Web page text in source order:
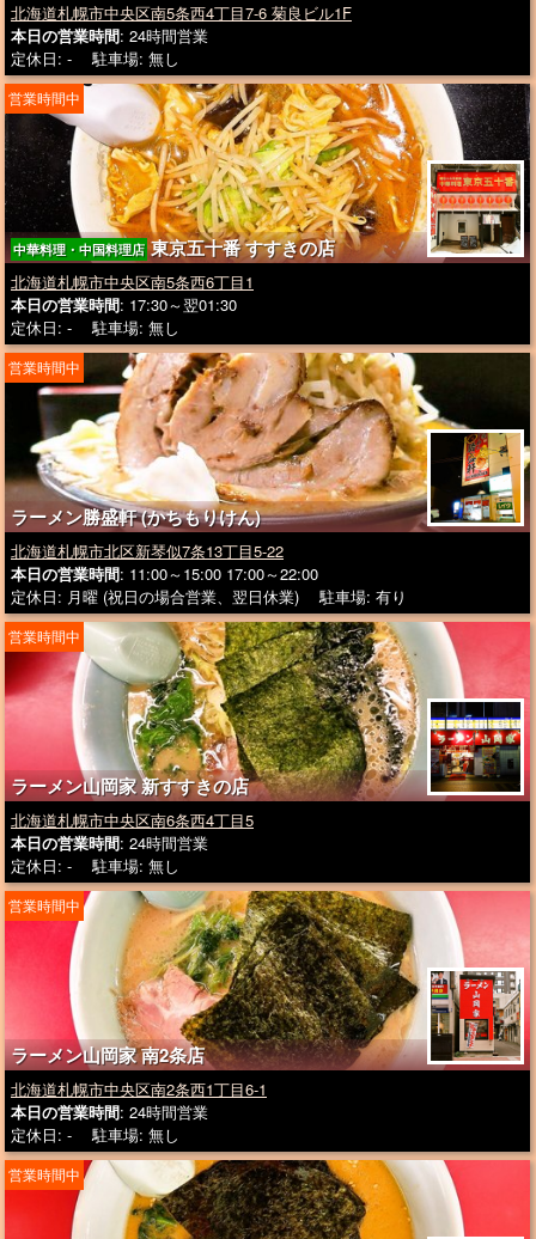
北海道札幌市中央区南5条西4丁目7-6 菊良ビル1F
本日の営業時間: 24時間営業
定休日: - 駐車場: 無し
中華料理・中国料理店 東京五十番 すすきの店
営業時間中
北海道札幌市中央区南5条西6丁目1
本日の営業時間: 17:30～翌01:30
定休日: - 駐車場: 無し
ラーメン勝盛軒 (かちもりけん)
営業時間中
北海道札幌市北区新琴似7条13丁目5-22
本日の営業時間: 11:00～15:00 17:00～22:00
定休日: 月曜 (祝日の場合営業、翌日休業) 駐車場: 有り
ラーメン山岡家 新すすきの店
営業時間中
北海道札幌市中央区南6条西4丁目5
本日の営業時間: 24時間営業
定休日: - 駐車場: 無し
ラーメン山岡家 南2条店
営業時間中
北海道札幌市中央区南2条西1丁目6-1
本日の営業時間: 24時間営業
定休日: - 駐車場: 無し
営業時間中